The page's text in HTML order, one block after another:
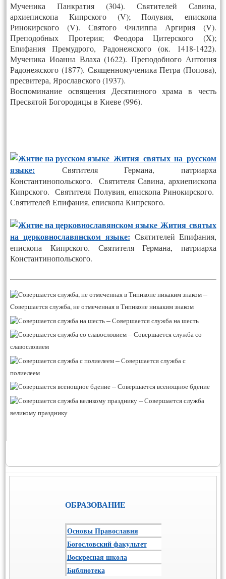
Мученика Панкратия (304). Святителей Савина,
архиепископа Кипрского (V); Полувия, епископа
Ринокирского (V). Святого Филиппа Аргирия (V).
Преподобных Протерия; Феодора Цитерского (X);
Епифания Премудрого, Радонежского (ок. 1418-1422).
Мученика Иоанна Влаха (1622). Преподобного Антония
Радонежского (1877). Священномученика Петра (Попова),
пресвитера, Ярославского (1937).
Воспоминание освящения Десятинного храма в честь
Пресвятой Богородицы в Киеве (996).
Жития святых на русском
языке: Святителя Германа, патриарха
Константинопольского. Святителя Савина, архиепископа
Кипрского. Святителя Полувия, епископа Ринокирского.
Святителей Епифания, епископа Кипрского.
Жития святых
на церковнославянском языке: Святителей Епифания,
епископа Кипрского. Святителя Германа, патриарха
Константинопольского.
–
Cовершается служба, не отмеченная в Типиконе никаким знаком
–Совершается служба на шесть
–Совершается служба со
славословием
–Совершается служба с
полиелеем
–Совершается всенощное бдение
–Совершается служба
великому празднику
ОБРАЗОВАНИЕ
Основы Православия
Богословский факультет
Воскресная школа
Библиотека